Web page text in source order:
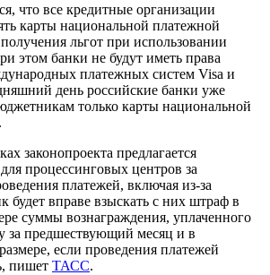
что все кредитные организации
карты национальной платежной
льгот при использовании
этом банки не будут иметь права
платежных систем Visa и
день российские банки уже
только карты национальной
законопроекта предлагается
процессинговых центров за
платежей, включая из-за
будет вправе взыскать с них штраф в
суммы вознаграждения, уплаченного
за предшествующий месяц и в
если проведения платежей
пишет ТАСС.